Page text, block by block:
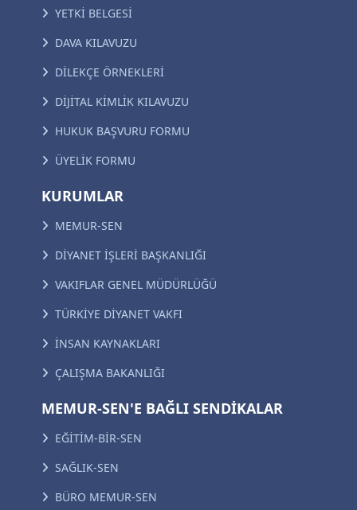
YETKİ BELGESİ
DAVA KILAVUZU
DİLEKÇE ÖRNEKLERİ
DİJİTAL KİMLİK KILAVUZU
HUKUK BAŞVURU FORMU
ÜYELİK FORMU
KURUMLAR
MEMUR-SEN
DİYANET İŞLERİ BAŞKANLIĞI
VAKIFLAR GENEL MÜDÜRLÜĞÜ
TÜRKİYE DİYANET VAKFI
İNSAN KAYNAKLARI
ÇALIŞMA BAKANLIĞI
MEMUR-SEN'E BAĞLI SENDİKALAR
EĞİTİM-BİR-SEN
SAĞLIK-SEN
BÜRO MEMUR-SEN